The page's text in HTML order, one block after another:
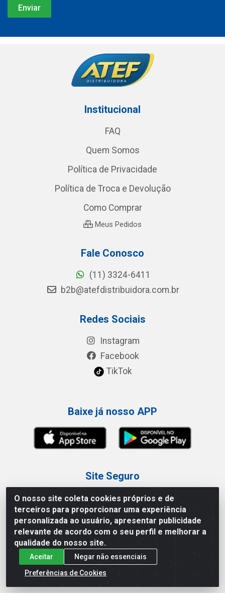
O nosso site coleta cookies próprios e de
terceiros para proporcionar uma experiência
personalizada ao usuário, apresentar publicidade
relevante de acordo com o seu perfil e melhorar a
qualidade do nosso site.
Aceitar
Negar não essenciais
Preferências de Cookies
Institucional
FAQ
Quem Somos
Política de Privacidade
Política de Troca e Devolução
Como Comprar
Meus Pedidos
Fale Conosco
(11) 3324-6411
b2b@atefdistribuidora.com.br
Redes Sociais
Instagram
Facebook
TikTok
Baixe já nosso APP
Site Seguro
Loja / Showroom
Tel.: (11) 3227-0546
Av Vautier, 587/597 - Pari - São Paulo/SP